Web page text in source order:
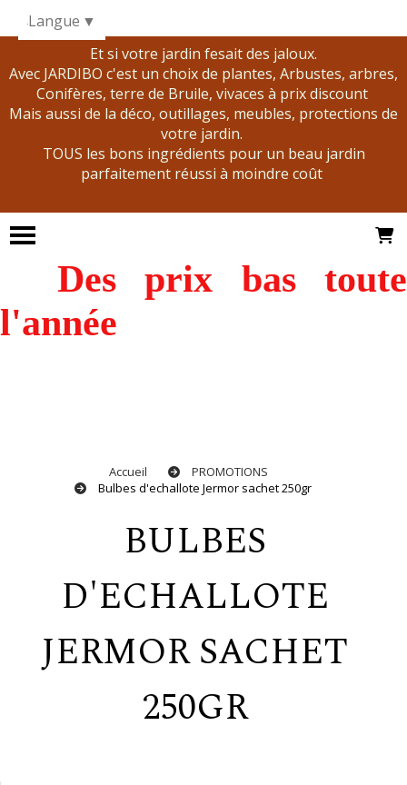
Et si votre jardin fesait des jaloux.
Avec JARDIBO c'est un choix de plantes, Arbustes, arbres,
Conifères, terre de Bruile, vivaces à prix discount
Mais aussi de la déco, outillages, meubles, protections de
votre jardin.
TOUS les bons ingrédients pour un beau jardin
parfaitement réussi à moindre coût
Des prix bas toute
l'année
Accueil
PROMOTIONS
Bulbes d'echallote Jermor sachet 250gr
BULBES
D'ECHALLOTE
JERMOR SACHET
250GR
Langue ▼